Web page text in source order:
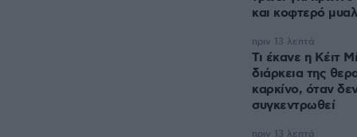
και κοφτερό
Τι έκανε η Κέιτ
διάρκεια της
καρκίνο, όταν
συγκεντρωθεί
πριν 13 λεπτά
πριν 13 λεπτά